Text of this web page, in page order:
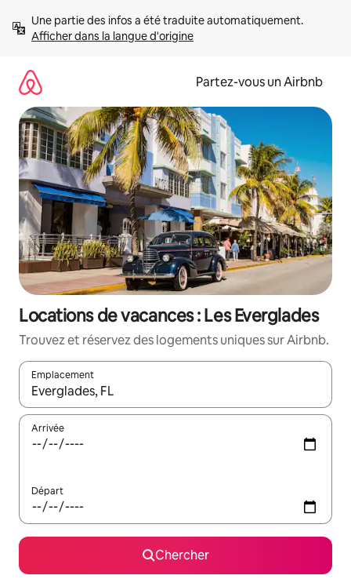
directement
Afficher dans la langue d'origine
Partez-vous un Airbnb
Locations de vacances : Les Everglades
Trouvez et réservez des logements uniques sur Airbnb.
Emplacement
Quand les résultats sont affichés, parcourez-les en utilisant
Arrivée
Départ
Chercher